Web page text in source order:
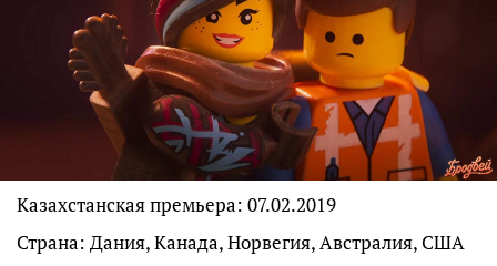
Казахстанская премьера: 07.02.2019
Страна: Дания, Канада, Норвегия, Австралия, США